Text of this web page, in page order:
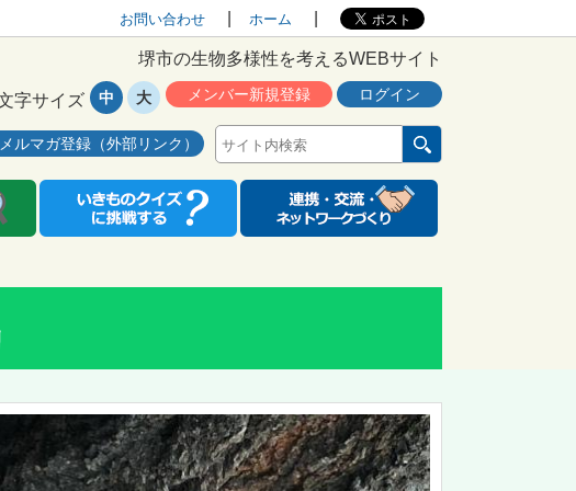
お問い合わせ ホーム
堺市の生物多様性を考えるWEBサイト
メルマガ登録（外部リンク）
メンバー新規登録 ログイン
字サイズ 中 大